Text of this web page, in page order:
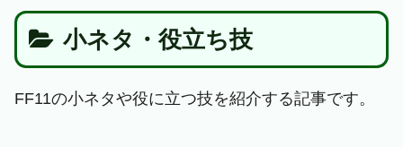
小ネタ・役立ち技
FF11の小ネタや役に立つ技を紹介する記事です。